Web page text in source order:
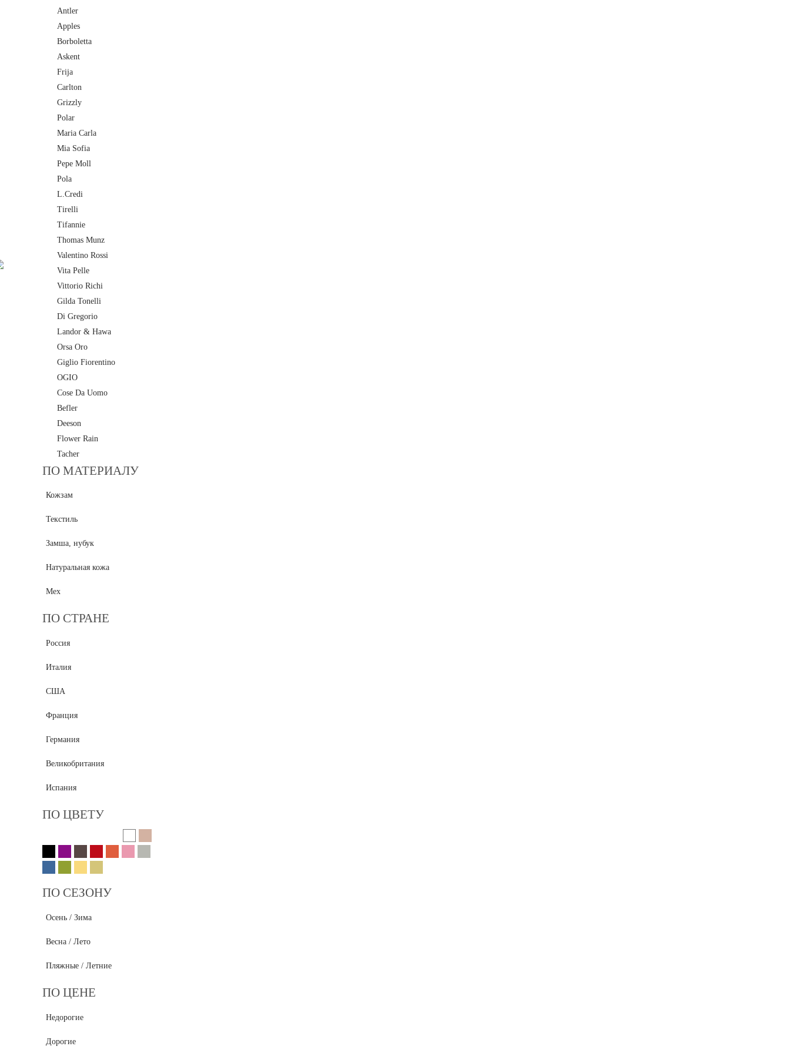
Antler
Apples
Borboletta
Askent
Frija
Carlton
Grizzly
Polar
Maria Carla
Mia Sofia
Pepe Moll
Pola
L.Credi
Tirelli
Tifannie
Thomas Munz
Valentino Rossi
Vita Pelle
Vittorio Richi
Gilda Tonelli
Di Gregorio
Landor & Hawa
Orsa Oro
Giglio Fiorentino
OGIO
Cose Da Uomo
Befler
Deeson
Flower Rain
Tacher
ПО МАТЕРИАЛУ
Кожзам
Текстиль
Замша, нубук
Натуральная кожа
Мех
ПО СТРАНЕ
Россия
Италия
США
Франция
Германия
Великобритания
Испания
ПО ЦВЕТУ
ПО СЕЗОНУ
Осень / Зима
Весна / Лето
Пляжные / Летние
ПО ЦЕНЕ
Недорогие
Дорогие